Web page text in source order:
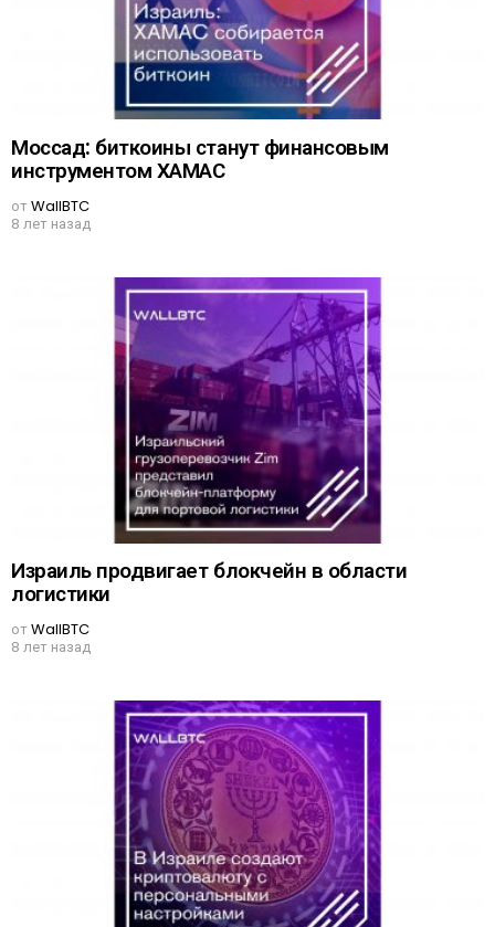
Моссад: биткоины станут финансовым
инструментом ХАМАС
отWallBTC
8 лет назад
Израиль продвигает блокчейн в области
логистики
отWallBTC
8 лет назад